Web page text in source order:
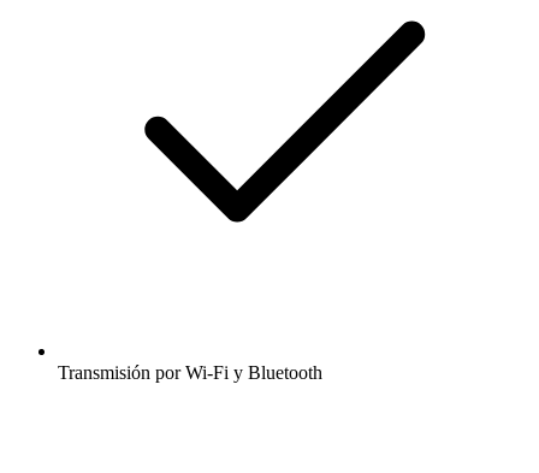
Transmisión por Wi-Fi y Bluetooth